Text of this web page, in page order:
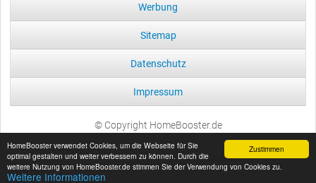
Zustimmen
HomeBooster verwendet Cookies, um die Webseite für Sie
optimal gestalten und weiter verbessern zu können. Durch die
weitere Nutzung von HomeBooster.de stimmen Sie der Verwendung von Cookies zu.
Weitere Informationen
Werbung
Sitemap
Datenschutz
Impressum
© Copyright HomeBooster.de